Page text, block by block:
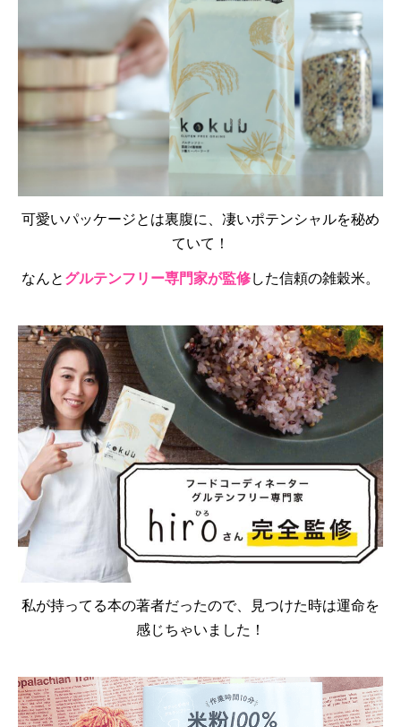
可愛いパッケージとは裏腹に、凄いポテンシャルを秘め
ていて！
なんと グルテンフリー専門家が監修した信頼の雑穀米。
私が持ってる本の著者だったので、見つけた時は運命を
感じちゃいました！